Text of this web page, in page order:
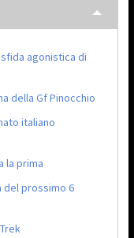
sfida agonistica di
della Gf Pinocchio
italiano
la prima
del prossimo 6